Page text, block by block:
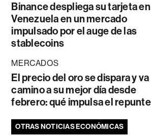
Binance despliega su tarjeta en
Venezuela en un mercado
impulsado por el auge de las
stablecoins
MERCADOS
El precio del oro se dispara y va
camino a su mejor día desde
febrero: qué impulsa el repunte
OTRAS NOTICIAS ECONÓMICAS